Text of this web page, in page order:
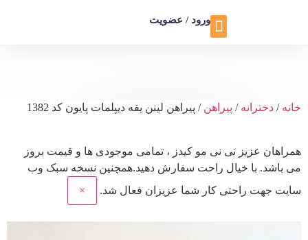
ورود / عضویت
خانه / دخترانه / پیراهن / پیراهن لینن یقه دیپلمات پایون کد 1382
همراهان عزیز نی نی مو کیدز ، تمامی موجودی ها و قیمت بروز
می باشد. با خیال راحت سفارش دهید.همچنین نسخه سبک وب
سایت جهت راحتی کار شما عزیزان فعال شد.
×